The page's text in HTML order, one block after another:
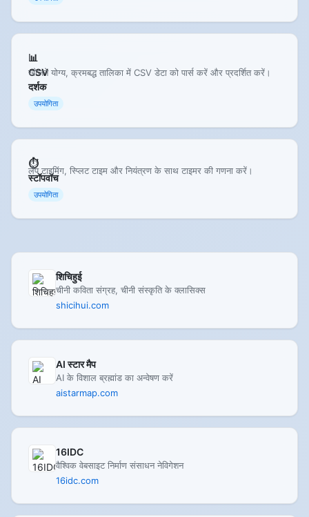
📊
CSV
दर्शक
खोजने योग्य, क्रमबद्ध तालिका में CSV डेटा को पार्स करें और प्रदर्शित करें।
उपयोगिता
⏱️
स्टॉपवॉच
लैप टाइमिंग, स्प्लिट टाइम और नियंत्रण के साथ टाइमर की गणना करें।
उपयोगिता
शिचिहुई
चीनी कविता संग्रह, चीनी संस्कृति के क्लासिक्स
shicihui.com
AI स्टार मैप
AI के विशाल ब्रह्मांड का अन्वेषण करें
aistarmap.com
16IDC
वैश्विक वेबसाइट निर्माण संसाधन नेविगेशन
16idc.com